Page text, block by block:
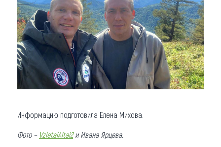
Информацию подготовила Елена Михова.
Фото – VzletaiAltai2и Ивана Ярцева.